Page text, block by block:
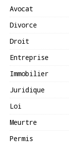
Avocat
Divorce
Droit
Entreprise
Immobilier
Juridique
Loi
Meurtre
Permis